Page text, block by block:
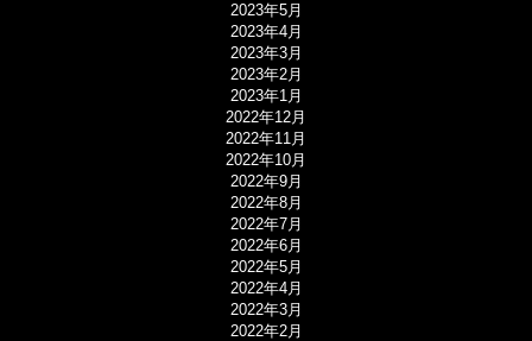
2023年5月
2023年4月
2023年3月
2023年2月
2023年1月
2022年12月
2022年11月
2022年10月
2022年9月
2022年8月
2022年7月
2022年6月
2022年5月
2022年4月
2022年3月
2022年2月